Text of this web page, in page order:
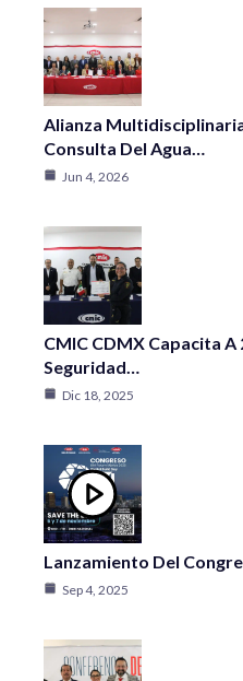
Alianza
Consulta Del Agua…
Jun 4, 2026
CMIC CDMX Capacita A
Seguridad…
Dic 18, 2025
Lanzamiento Del
Sep 4, 2025